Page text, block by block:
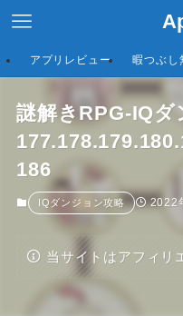
アプリレビュー 暇つぶし
謎解きRPG-IQ
186
IQダンジョン攻略 2022
当サイトはアフィリ